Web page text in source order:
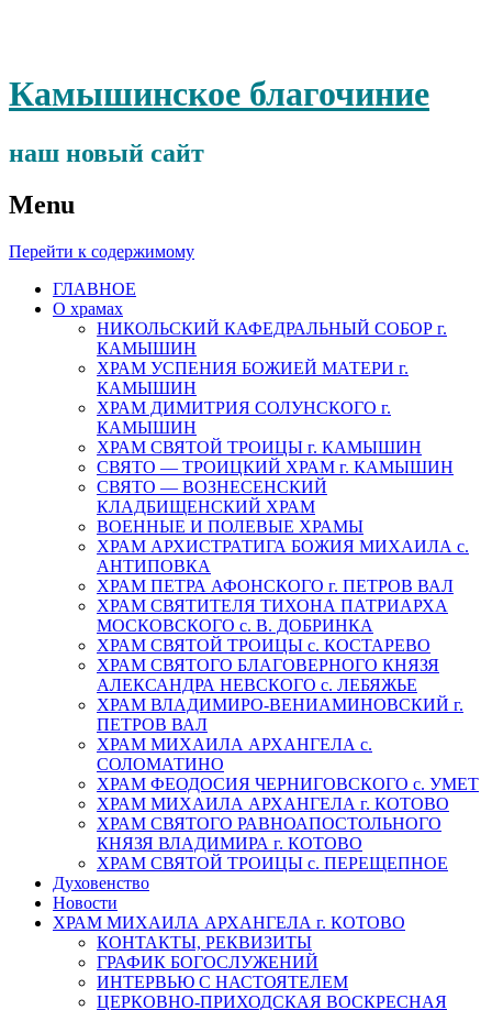
Камышинское благочиние
наш новый сайт
Menu
Перейти к содержимому
ГЛАВНОЕ
О храмах
НИКОЛЬСКИЙ КАФЕДРАЛЬНЫЙ СОБОР г.
КАМЫШИН
ХРАМ УСПЕНИЯ БОЖИЕЙ МАТЕРИ г.
КАМЫШИН
ХРАМ ДИМИТРИЯ СОЛУНСКОГО г.
КАМЫШИН
ХРАМ СВЯТОЙ ТРОИЦЫ г. КАМЫШИН
СВЯТО — ТРОИЦКИЙ ХРАМ г. КАМЫШИН
СВЯТО — ВОЗНЕСЕНСКИЙ
КЛАДБИЩЕНСКИЙ ХРАМ
ВОЕННЫЕ И ПОЛЕВЫЕ ХРАМЫ
ХРАМ АРХИСТРАТИГА БОЖИЯ МИХАИЛА с.
АНТИПОВКА
ХРАМ ПЕТРА АФОНСКОГО г. ПЕТРОВ ВАЛ
ХРАМ СВЯТИТЕЛЯ ТИХОНА ПАТРИАРХА
МОСКОВСКОГО с. В. ДОБРИНКА
ХРАМ СВЯТОЙ ТРОИЦЫ с. КОСТАРЕВО
ХРАМ СВЯТОГО БЛАГОВЕРНОГО КНЯЗЯ
АЛЕКСАНДРА НЕВСКОГО с. ЛЕБЯЖЬЕ
ХРАМ ВЛАДИМИРО-ВЕНИАМИНОВСКИЙ г.
ПЕТРОВ ВАЛ
ХРАМ МИХАИЛА АРХАНГЕЛА с.
СОЛОМАТИНО
ХРАМ ФЕОДОСИЯ ЧЕРНИГОВСКОГО с. УМЕТ
ХРАМ МИХАИЛА АРХАНГЕЛА г. КОТОВО
ХРАМ СВЯТОГО РАВНОАПОСТОЛЬНОГО
КНЯЗЯ ВЛАДИМИРА г. КОТОВО
ХРАМ СВЯТОЙ ТРОИЦЫ с. ПЕРЕЩЕПНОЕ
Духовенство
Новости
ХРАМ МИХАИЛА АРХАНГЕЛА г. КОТОВО
КОНТАКТЫ, РЕКВИЗИТЫ
ГРАФИК БОГОСЛУЖЕНИЙ
ИНТЕРВЬЮ С НАСТОЯТЕЛЕМ
ЦЕРКОВНО-ПРИХОДСКАЯ ВОСКРЕСНАЯ